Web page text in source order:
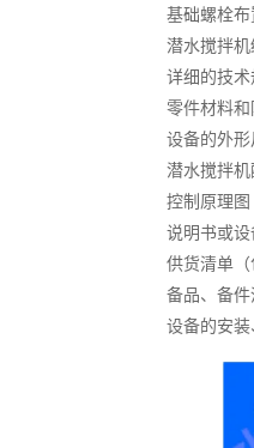
基础螺栓
潜水搅拌
详细的技术
零件材料
设备的外
潜水搅拌
控制原理图
说明书或
供货清单
备品、备件
设备的安